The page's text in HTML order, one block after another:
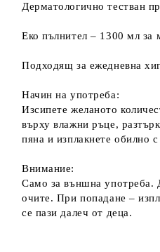
Дерматологично тестван
Еко пълнител – 1300 мл за
Подходящ за ежедневна
Начин на употреба:
Изсипете желаното
върху влажни ръце,
пяна и изплакнете обилно с
Внимание:
Само за външна употреба.
очите. При попадане –
се пази далеч от деца.